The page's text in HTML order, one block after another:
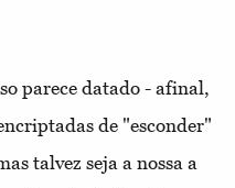
parece datado - afinal,
de "esconder"
talvez seja a nossa a